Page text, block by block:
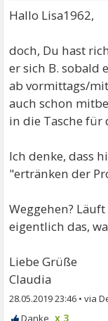
Hallo Lisa1962,
doch, Du hast
er sich B. sobald
ab vormittags/
auch schon
in die Tasche für
Ich denke, dass
"ertränken der
Weggehen?
eigentlich das,
Liebe Grüße
Claudia
28.05.2019 23:46 •
x 3